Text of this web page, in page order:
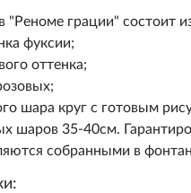
"Реноме грации" состоит
фуксии;
оттенка;
шара круг с готовым
шаров 35-40см.
собранными в фонтан